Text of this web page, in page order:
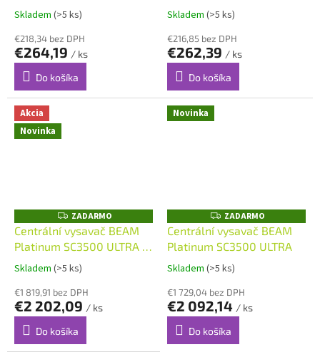
M
komunikací 10,0 m
Skladem (>5 ks)
€218,34 bez DPH
€264,19 / ks
Do košíka
M
Skladem (>5 ks)
€216,85 bez DPH
€262,39 / ks
Do košíka
Akcia
Novinka
Z
A
D
A
M
ZADARMO
Centrální vysavač BEAM
Platinum SC3500 ULTRA +
sada s vypínáním
Progression 9m
Skladem (>5 ks)
€1 819,91 bez DPH
€2 202,09 / ks
Do košíka
Novinka
Z
A
D
A
M
ZADARMO
Centrální vysavač BEAM
Platinum SC3500 ULTRA
Skladem (>5 ks)
€1 729,04 bez DPH
€2 092,14 / ks
Do košíka